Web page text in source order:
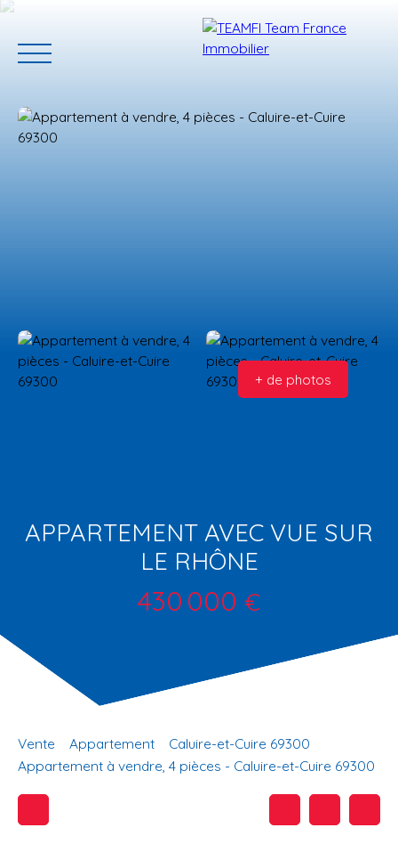
Estimation
+ de photos
APPARTEMENT AVEC VUE SUR
LE RHÔNE
430 000 €
Vente Appartement
Caluire-et-Cuire 69300
Appartement à vendre, 4 pièces - Caluire-et-Cuire 69300